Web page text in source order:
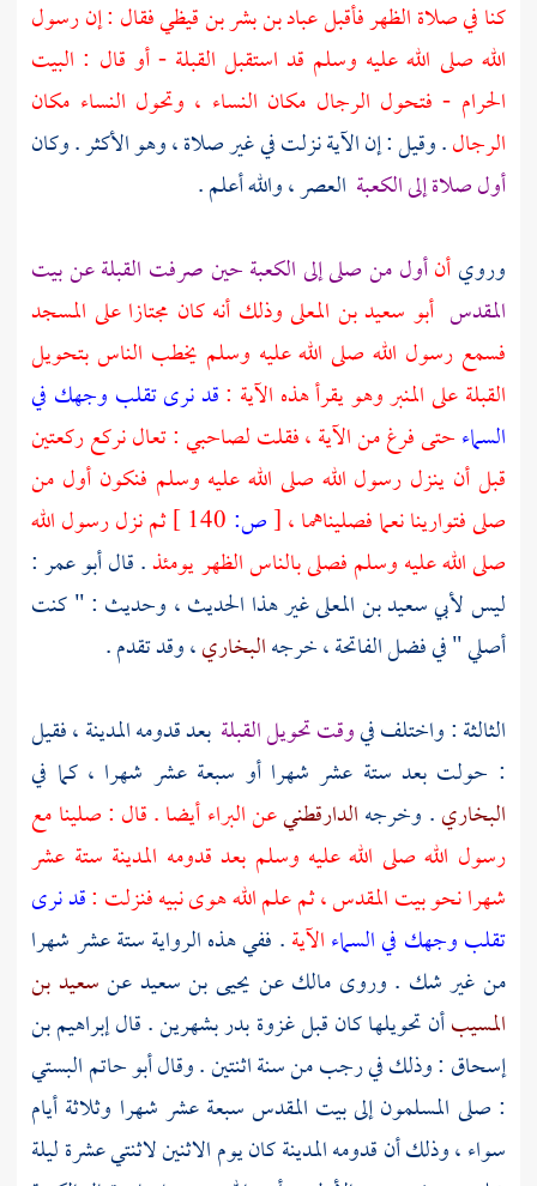
كنا في صلاة الظهر فأقبلعباد بن بشر بن قيظيفقال : إن رسول
الله صلى الله عليه وسلم قد استقبل القبلة - أو قال : البيت
الحرام - فتحول الرجال مكان النساء ، وتحول النساء مكان
الرجال. وقيل : إن الآية نزلت في غير صلاة ، وهو الأكثر . وكان
أول صلاة إلى الكعبة العصر ، والله أعلم .
ورويأنأول من صلى إلىالكعبةحين صرفت القبلة عنبيت
المقدس أبو سعيد بن المعلىوذلك أنه كان مجتازا على المسجد
فسمع رسول الله صلى الله عليه وسلم يخطب الناس بتحويل
القبلة على المنبر وهو يقرأ هذه الآية :قد نرى تقلب وجهك في
السماءحتى فرغ من الآية ، فقلت لصاحبي : تعال نركع ركعتين
قبل أن ينزل رسول الله صلى الله عليه وسلم فنكون أول من
صلى فتوارينا نعما فصليناهما ،[ص:
ثم نزل رسول الله
صلى الله عليه وسلم فصلى بالناس الظهر يومئذ. قالأبو عمر:
ليسلأبي سعيد بن المعلىغير هذا الحديث ، وحديث : " كنت
أصلي " في فضل الفاتحة ، خرجهالبخاري، وقد تقدم .
الثالثة : واختلف فيوقت تحويل القبلة بعد قدومهالمدينة، فقيل
: حولت بعد ستة عشر شهرا أو سبعة عشر شهرا ، كما في
البخاري. وخرجهالدارقطنيعنالبراءأيضا . قال : صلينا مع
رسول الله صلى الله عليه وسلم بعد قدومه المدينة ستة عشر
شهرا نحوبيت المقدس، ثم علم الله هوى نبيه فنزلت :قد نرى
تقلب وجهك في السماءالآية. ففي هذه الرواية ستة عشر شهرا
من غير شك . وروى مالكعن يحيى بن سعيدعنسعيد بن
المسيبأن تحويلها كان قبل غزوةبدربشهرين . قالإبراهيم بن
إسحاق : وذلك في رجب من سنة اثنتين . وقالأبو حاتم البستي
: صلى المسلمون إلىبيت المقدسسبعة عشر شهرا وثلاثة أيام
سواء ، وذلك أن قدومهالمدينةكان يوم الاثنين لاثنتي عشرة ليلة